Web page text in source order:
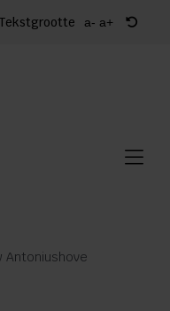
Tekstgrootte a- a+
Antoniushove